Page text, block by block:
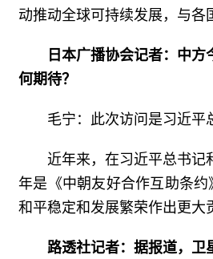
动推动全球可持续发展，与
日本广播协会记者：中
何期待？
毛宁：此次访问是习近平
近年来，在习近平总书记
年是《中朝友好合作互助条
和平稳定和发展繁荣作出更大
路透社记者：据报道，卫